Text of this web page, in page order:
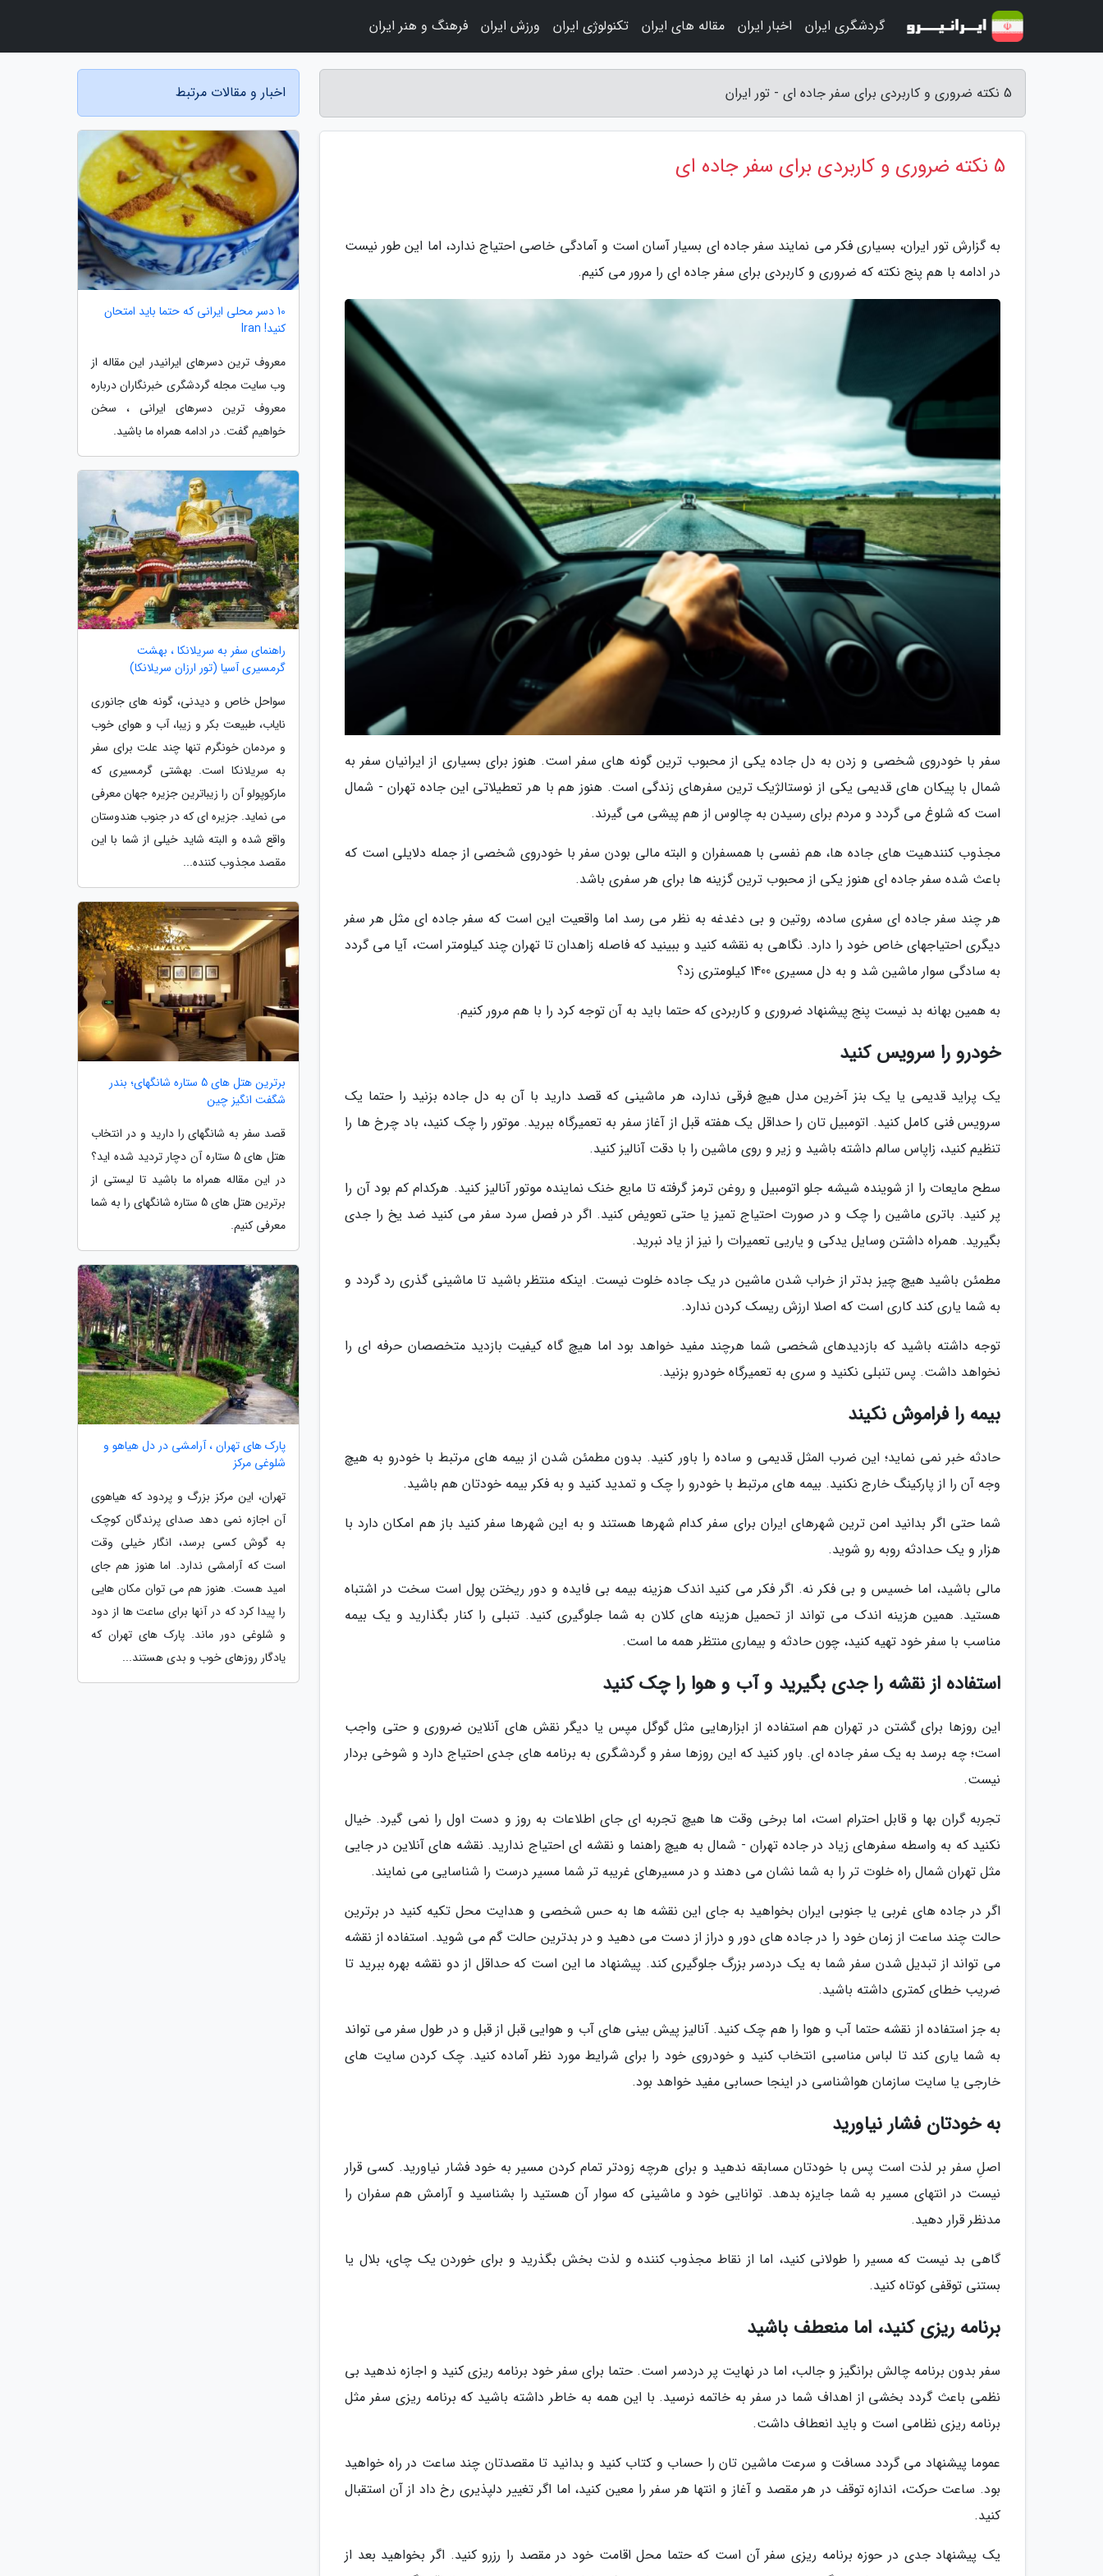
5 نکته ضروری و کاربردی برای سفر جاده ای - تور ایران
5 نکته ضروری و کاربردی برای سفر جاده ای
به گزارش تور ایران، بسیاری فکر می نمایند سفر جاده ای بسیار آسان است و آمادگی خاصی احتیاج ندارد، اما این طور نیست
در ادامه با هم پنج نکته که ضروری و کاربردی برای سفر جاده ای را مرور می کنیم.
سفر با خودروی شخصی و زدن به دل جاده یکی از محبوب ترین گونه های سفر است. هنوز برای بسیاری از ایرانیان سفر به
شمال با پیکان های قدیمی یکی از نوستالژیک ترین سفرهای زندگی است. هنوز هم با هر تعطیلاتی این جاده تهران - شمال
است که شلوغ می گردد و مردم برای رسیدن به چالوس از هم پیشی می گیرند.
مجذوب کنندهیت های جاده ها، هم نفسی با همسفران و البته مالی بودن سفر با خودروی شخصی از جمله دلایلی است که
باعث شده سفر جاده ای هنوز یکی از محبوب ترین گزینه ها برای هر سفری باشد.
هر چند سفر جاده ای سفری ساده، روتین و بی دغدغه به نظر می رسد اما واقعیت این است که سفر جاده ای مثل هر سفر
دیگری احتیاجهای خاص خود را دارد. نگاهی به نقشه کنید و ببینید که فاصله زاهدان تا تهران چند کیلومتر است، آیا می گردد
به سادگی سوار ماشین شد و به دل مسیری 1400 کیلومتری زد؟
به همین بهانه بد نیست پنج پیشنهاد ضروری و کاربردی که حتما باید به آن توجه کرد را با هم مرور کنیم.
خودرو را سرویس کنید
یک پراید قدیمی یا یک بنز آخرین مدل هیچ فرقی ندارد، هر ماشینی که قصد دارید با آن به دل جاده بزنید را حتما یک
سرویس فنی کامل کنید. اتومبیل تان را حداقل یک هفته قبل از آغاز سفر به تعمیرگاه ببرید. موتور را چک کنید، باد چرخ ها را
تنظیم کنید، زاپاس سالم داشته باشید و زیر و روی ماشین را با دقت آنالیز کنید.
سطح مایعات را از شوینده شیشه جلو اتومبیل و روغن ترمز گرفته تا مایع خنک نماینده موتور آنالیز کنید. هرکدام کم بود آن را
پر کنید. باتری ماشین را چک و در صورت احتیاج تمیز یا حتی تعویض کنید. اگر در فصل سرد سفر می کنید ضد یخ را جدی
بگیرید. همراه داشتن وسایل یدکی و یاریی تعمیرات را نیز از یاد نبرید.
مطمئن باشید هیچ چیز بدتر از خراب شدن ماشین در یک جاده خلوت نیست. اینکه منتظر باشید تا ماشینی گذری رد گردد و
به شما یاری کند کاری است که اصلا ارزش ریسک کردن ندارد.
توجه داشته باشید که بازدیدهای شخصی شما هرچند مفید خواهد بود اما هیچ گاه کیفیت بازدید متخصصان حرفه ای را
نخواهد داشت. پس تنبلی نکنید و سری به تعمیرگاه خودرو بزنید.
بیمه را فراموش نکیند
حادثه خبر نمی نماید؛ این ضرب المثل قدیمی و ساده را باور کنید. بدون مطمئن شدن از بیمه های مرتبط با خودرو به هیچ
وجه آن را از پارکینگ خارج نکنید. بیمه های مرتبط با خودرو را چک و تمدید کنید و به فکر بیمه خودتان هم باشید.
شما حتی اگر بدانید امن ترین شهرهای ایران برای سفر کدام شهرها هستند و به این شهرها سفر کنید باز هم امکان دارد با
هزار و یک حدادثه روبه رو شوید.
مالی باشید، اما خسیس و بی فکر نه. اگر فکر می کنید اندک هزینه بیمه بی فایده و دور ریختن پول است سخت در اشتباه
هستید. همین هزینه اندک می تواند از تحمیل هزینه های کلان به شما جلوگیری کنید. تنبلی را کنار بگذارید و یک بیمه
مناسب با سفر خود تهیه کنید، چون حادثه و بیماری منتظر همه ما است.
استفاده از نقشه را جدی بگیرید و آب و هوا را چک کنید
این روزها برای گشتن در تهران هم استفاده از ابزارهایی مثل گوگل مپس یا دیگر نقش های آنلاین ضروری و حتی واجب
است؛ چه برسد به یک سفر جاده ای. باور کنید که این روزها سفر و گردشگری به برنامه های جدی احتیاج دارد و شوخی بردار
نیست.
تجربه گران بها و قابل احترام است، اما برخی وقت ها هیچ تجربه ای جای اطلاعات به روز و دست اول را نمی گیرد. خیال
نکنید که به واسطه سفرهای زیاد در جاده تهران - شمال به هیچ راهنما و نقشه ای احتیاج ندارید. نقشه های آنلاین در جایی
مثل تهران شمال راه خلوت تر را به شما نشان می دهند و در مسیرهای غریبه تر شما مسیر درست را شناسایی می نمایند.
اگر در جاده های غربی یا جنوبی ایران بخواهید به جای این نقشه ها به حس شخصی و هدایت محل تکیه کنید در برترین
حالت چند ساعت از زمان خود را در جاده های دور و دراز از دست می دهید و در بدترین حالت گم می شوید. استفاده از نقشه
می تواند از تبدیل شدن سفر شما به یک دردسر بزرگ جلوگیری کند. پیشنهاد ما این است که حداقل از دو نقشه بهره ببرید تا
ضریب خطای کمتری داشته باشید.
به جز استفاده از نقشه حتما آب و هوا را هم چک کنید. آنالیز پیش بینی های آب و هوایی قبل از قبل و در طول سفر می تواند
به شما یاری کند تا لباس مناسبی انتخاب کنید و خودروی خود را برای شرایط مورد نظر آماده کنید. چک کردن سایت های
خارجی یا سایت سازمان هواشناسی در اینجا حسابی مفید خواهد بود.
به خودتان فشار نیاورید
اصلِ سفر بر لذت است پس با خودتان مسابقه ندهید و برای هرچه زودتر تمام کردن مسیر به خود فشار نیاورید. کسی قرار
نیست در انتهای مسیر به شما جایزه بدهد. توانایی خود و ماشینی که سوار آن هستید را بشناسید و آرامش هم سفران را
مدنظر قرار دهید.
گاهی بد نیست که مسیر را طولانی کنید، اما از نقاط مجذوب کننده و لذت بخش بگذرید و برای خوردن یک چای، بلال یا
بستنی توقفی کوتاه کنید.
برنامه ریزی کنید، اما منعطف باشید
سفر بدون برنامه چالش برانگیز و جالب، اما در نهایت پر دردسر است. حتما برای سفر خود برنامه ریزی کنید و اجازه ندهید بی
نظمی باعث گردد بخشی از اهداف شما در سفر به خاتمه نرسید. با این همه به خاطر داشته باشید که برنامه ریزی سفر مثل
برنامه ریزی نظامی است و باید انعطاف داشت.
عموما پیشنهاد می گردد مسافت و سرعت ماشین تان را حساب و کتاب کنید و بدانید تا مقصدتان چند ساعت در راه خواهید
بود. ساعت حرکت، اندازه توقف در هر مقصد و آغاز و انتها هر سفر را معین کنید، اما اگر تغییر دلپذیری رخ داد از آن استقبال
کنید.
یک پیشنهاد جدی در حوزه برنامه ریزی سفر آن است که حتما محل اقامت خود در مقصد را رزرو کنید. اگر بخواهید بعد از
اخبار و مقالات مرتبط
10 دسر محلی ایرانی که حتما باید امتحان
کنید! Iran
معروف ترین دسرهای ایرانیدر این مقاله از
وب سایت مجله گردشگری خبرنگاران درباره
معروف ترین دسرهای ایرانی ، سخن
خواهیم گفت. در ادامه همراه ما باشید.
راهنمای سفر به سریلانکا ، بهشت
گرمسیری آسیا (تور ارزان سریلانکا)
سواحل خاص و دیدنی، گونه های جانوری
نایاب، طبیعت بکر و زیبا، آب و هوای خوب
و مردمان خونگرم تنها چند علت برای سفر
به سریلانکا است. بهشتی گرمسیری که
مارکوپولو آن را زیباترین جزیره جهان معرفی
می نماید. جزیره ای که در جنوب هندوستان
واقع شده و البته شاید خیلی از شما با این
مقصد مجذوب کننده...
برترین هتل های 5 ستاره شانگهای؛ بندر
شگفت انگیز چین
قصد سفر به شانگهای را دارید و در انتخاب
هتل های 5 ستاره آن دچار تردید شده اید؟
در این مقاله همراه ما باشید تا لیستی از
برترین هتل های 5 ستاره شانگهای را به شما
معرفی کنیم.
پارک های تهران ، آرامشی در دل هیاهو و
شلوغی مرکز
تهران، این مرکز بزرگ و پردود که هیاهوی
آن اجازه نمی دهد صدای پرندگان کوچک
به گوش کسی برسد، انگار خیلی وقت
است که آرامشی ندارد. اما هنوز هم جای
امید هست. هنوز هم می توان مکان هایی
را پیدا کرد که در آنها برای ساعت ها از دود
و شلوغی دور ماند. پارک های تهران که
یادگار روزهای خوب و بدی هستند...
گردشگری ایران اخبار ایران مقاله های ایران تکنولوژی ایران ورزش ایران فرهنگ و هنر ایران